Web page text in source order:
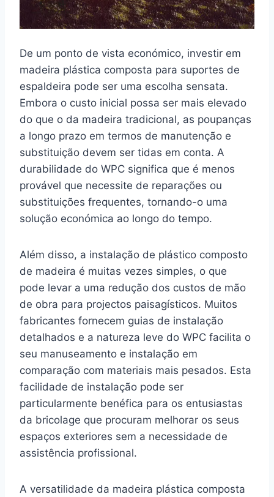
De um ponto de vista económico, investir em
madeira plástica composta para suportes de
espaldeira pode ser uma escolha sensata.
Embora o custo inicial possa ser mais elevado
do que o da madeira tradicional, as poupanças
a longo prazo em termos de manutenção e
substituição devem ser tidas em conta. A
durabilidade do WPC significa que é menos
provável que necessite de reparações ou
substituições frequentes, tornando-o uma
solução económica ao longo do tempo.
Além disso, a instalação de plástico composto
de madeira é muitas vezes simples, o que
pode levar a uma redução dos custos de mão
de obra para projectos paisagísticos. Muitos
fabricantes fornecem guias de instalação
detalhados e a natureza leve do WPC facilita o
seu manuseamento e instalação em
comparação com materiais mais pesados. Esta
facilidade de instalação pode ser
particularmente benéfica para os entusiastas
da bricolage que procuram melhorar os seus
espaços exteriores sem a necessidade de
assistência profissional.
A versatilidade da madeira plástica composta